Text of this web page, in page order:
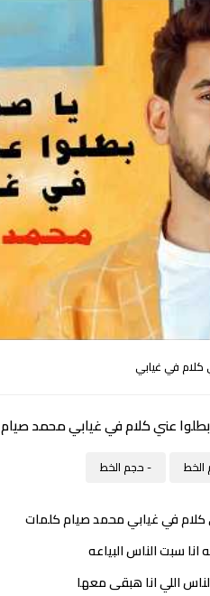
كلام في غيابي
عني كلام في غيابي محمد صيام
- حجم الخط
كلام في غيابي محمد صيام كلمات
انا سبت الناس البياعه
اللي انا هبقى معها